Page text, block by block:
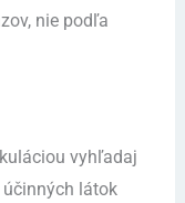
nie podľa
vyhľadaj
látok